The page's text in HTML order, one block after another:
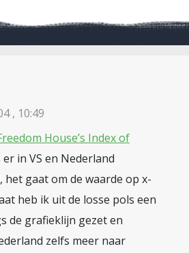
, 10:49
House’s Index of
er in VS en Nederland
het gaat om de waarde op x-
heb ik uit de losse pols een
de grafieklijn gezet en
zelfs meer naar